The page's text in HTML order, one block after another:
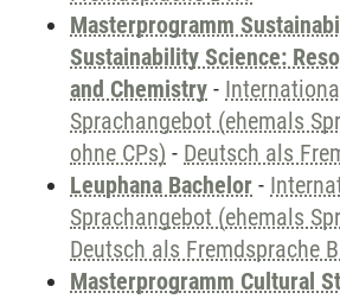
Masterprogramm
Sustainability Science:
and Chemistry -
Sprachangebot (ehemals
ohne CPs) - Deutsch als
Leuphana Bachelor -
Sprachangebot (ehemals
Deutsch als Fremdsprache
Masterprogramm Cultural